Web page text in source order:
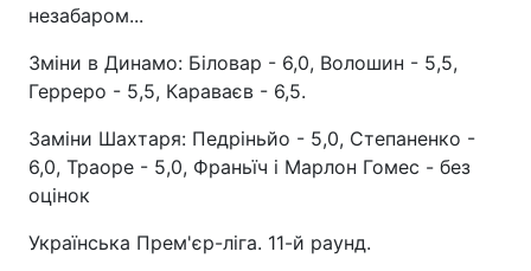
незабаром...
Зміни в Динамо: Біловар - 6,0, Волошин - 5,5,
Герреро - 5,5, Караваєв - 6,5.
Заміни Шахтаря: Педріньйо - 5,0, Степаненко -
6,0, Траоре - 5,0, Франьїч і Марлон Гомес - без
оцінок
Українська Прем'єр-ліга. 11-й раунд.